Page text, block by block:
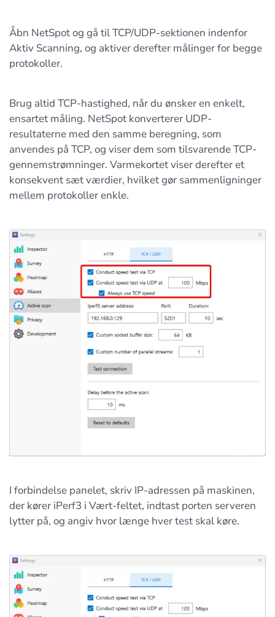
Åbn NetSpot og gå til TCP/UDP-sektionen indenfor
Aktiv Scanning, og aktiver derefter målinger for begge
protokoller.
Brug altid TCP-hastighed, når du ønsker en enkelt,
ensartet måling. NetSpot konverterer UDP-
resultaterne med den samme beregning, som
anvendes på TCP, og viser dem som tilsvarende TCP-
gennemstrømninger. Varmekortet viser derefter et
konsekvent sæt værdier, hvilket gør sammenligninger
mellem protokoller enkle.
I forbindelse panelet, skriv IP-adressen på maskinen,
der kører iPerf3 i Vært-feltet, indtast porten serveren
lytter på, og angiv hvor længe hver test skal køre.